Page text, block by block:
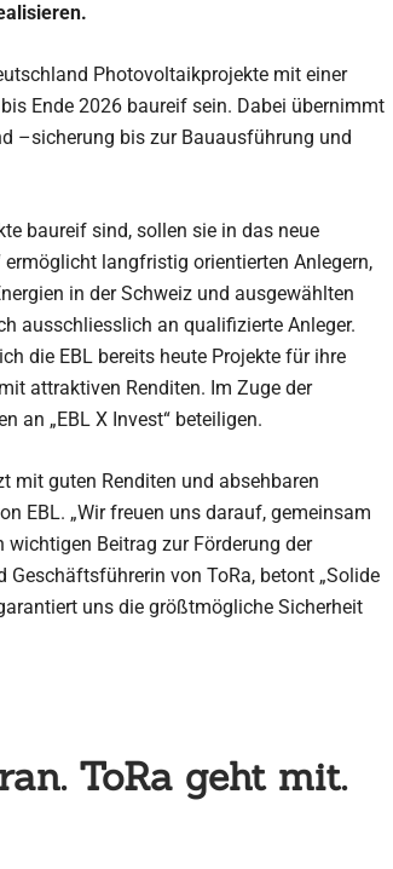
Photovoltaikprojekte mit einer
Ende 2026 baureif sein. Dabei übernimmt
–sicherung bis zur Bauausführung und
baureif sind, sollen sie in das neue
ermöglicht langfristig orientierten Anlegern,
in der Schweiz und ausgewählten
ausschliesslich an qualifizierte Anleger.
die EBL bereits heute Projekte für ihre
attraktiven Renditen. Im Zuge der
an „EBL X Invest“ beteiligen.
mit guten Renditen und absehbaren
EBL. „Wir freuen uns darauf, gemeinsam
Beitrag zur Förderung der
Geschäftsführerin von ToRa, betont „Solide
uns die größtmögliche Sicherheit
ToRa geht mit.